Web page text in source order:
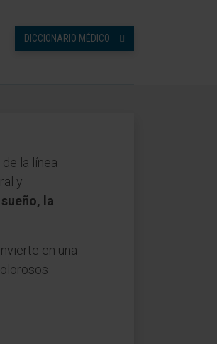
DICCIONARIO MÉDICO
la línea
y
la
en una